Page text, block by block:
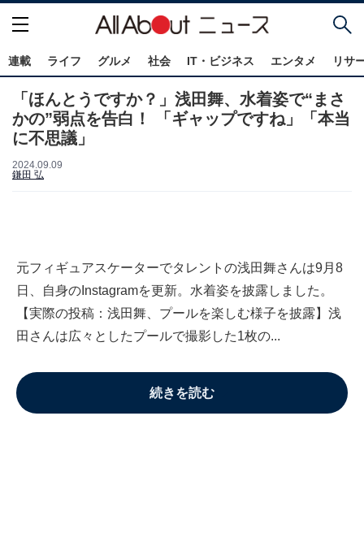
連載 ライフ グルメ 社会 IT・ビジネス エンタメ リサ
「ほんとうですか？」浅田舞、水着姿で“まさ
かの”弱点を告白！ 「ギャップですね」「本当
に不思議」
2024.09.09
鎌田 弘
元フィギュアスケーターでタレントの浅田舞さんは9月8
日、自身のInstagramを更新。水着姿を披露しました。
【実際の投稿：浅田舞、プールを楽しむ様子を披露】浅
田さんは広々としたプールで撮影した1枚の...
続きを読む